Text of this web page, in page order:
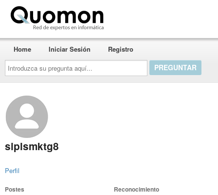
Introduzca
su
pregunta
aquí...
Home Iniciar Sesión Registro
siplsmktg8
Perfil
Postes Reconocimiento